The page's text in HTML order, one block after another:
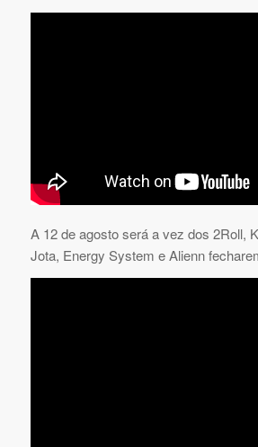
A 12 de agosto será a vez dos 2Roll,
Jota, Energy System e Alienn